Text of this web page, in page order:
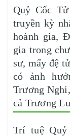
Quỷ Cốc
truyền kỳ
hoành gia,
gia trong
sư, mấy đệ
có ảnh
Trương
cả Trương
Trí tuệ